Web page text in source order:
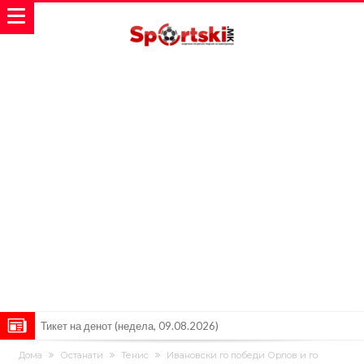
Тикет на денот (недела, 09.08.2026)
Само во Турција: Салах доби милиони, а потоа градоначалникот
Дома Останати Тенис
Ивановски го победи Орлов и го